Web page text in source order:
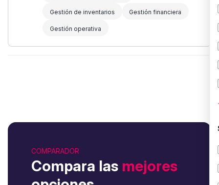
Gestión de inventarios Gestión financiera
Gestión operativa
COMPARADOR
Compara las mejores